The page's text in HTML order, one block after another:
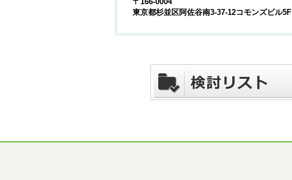
東京都杉並区阿佐谷南3-37-12コモンズビル5F